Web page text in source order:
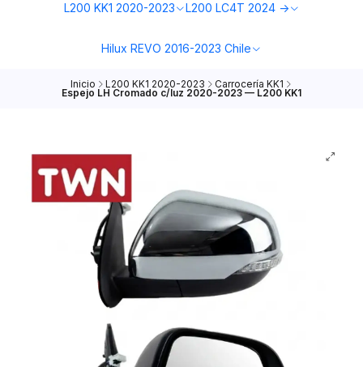
L200 KK1 2020-2023 L200 LC4T 2024 ->
Hilux REVO 2016-2023 Chile
Inicio L200 KK1 2020-2023 Carrocería KK1
Espejo LH Cromado c/luz 2020-2023 — L200 KK1